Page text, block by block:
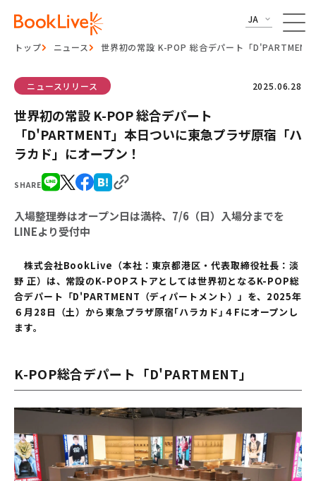
JA
トップ ニュース 世界初の常設 K-POP 総合デパート「
SHARE
ニュースリリース 2025.06.28
世界初の常設 K-POP 総合デパート
「D'PARTMENT」本日ついに東急プラザ原宿「ハ
ラカド」にオープン！
入場整理券はオープン日は満枠、7/6（日）入場分までを
LINEより受付中
株式会社BookLive（本社：東京都港区・代表取締役社長：淡
野 正）は、常設のK-POPストアとしては世界初となるK-POP総
合デパート「D'PARTMENT（ディパートメント）」を、2025年
６月28日（土）から東急プラザ原宿｢ハラカド｣４Fにオープンし
ます。
K-POP総合デパート「D'PARTMENT」